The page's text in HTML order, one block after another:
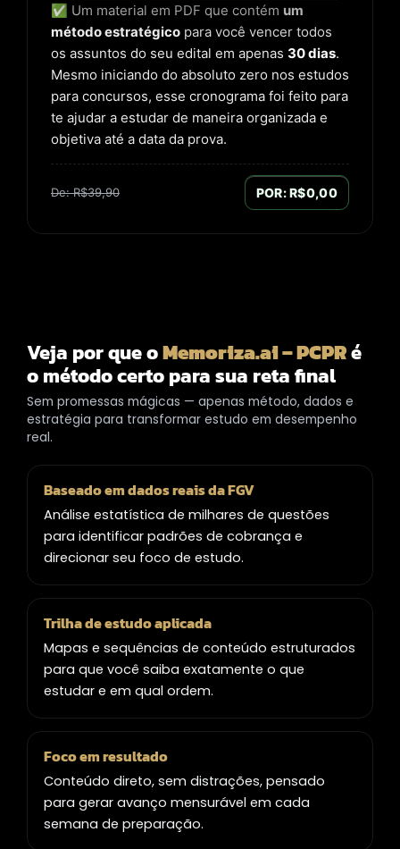
✅ Um material em PDF que contém um
método estratégico para você vencer todos
os assuntos do seu edital em apenas 30 dias.
Mesmo iniciando do absoluto zero nos estudos
para concursos, esse cronograma foi feito para
te ajudar a estudar de maneira organizada e
objetiva até a data da prova.
De: R$39,90 POR: R$0,00
Veja por que oMemoriza.ai – PCPRé
o método certo para sua reta final
Sem promessas mágicas — apenas método, dados e
estratégia para transformar estudo em desempenho
real.
Baseado em dados reais da FGV
Análise estatística de milhares de questões
para identificar padrões de cobrança e
direcionar seu foco de estudo.
Trilha de estudo aplicada
Mapas e sequências de conteúdo estruturados
para que você saiba exatamente o que
estudar e em qual ordem.
Foco em resultado
Conteúdo direto, sem distrações, pensado
para gerar avanço mensurável em cada
semana de preparação.